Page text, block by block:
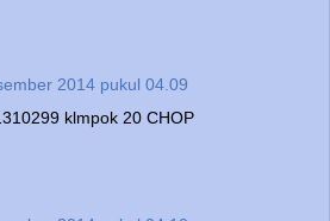
2014 pukul 04.09
klmpok 20 CHOP